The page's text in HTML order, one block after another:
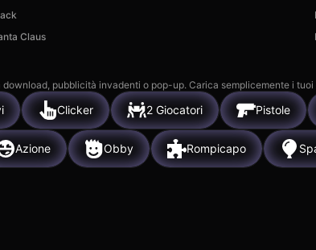
Claus
pubblicità invadenti o pop-up. Carica semplicemente i
Clicker 2 Giocatori Pistole
Azione Obby Rompicapo